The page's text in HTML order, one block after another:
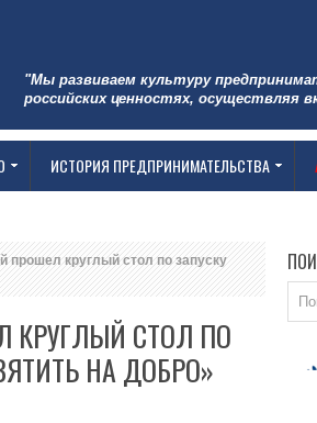
"Мы развиваем культуру
российских ценностях, осуществляя
ИСТОРИЯ ПРЕДПРИНИМАТЕЛЬСТВА
круглый стол по запуску
КРУГЛЫЙ СТОЛ ПО
НА ДОБРО»